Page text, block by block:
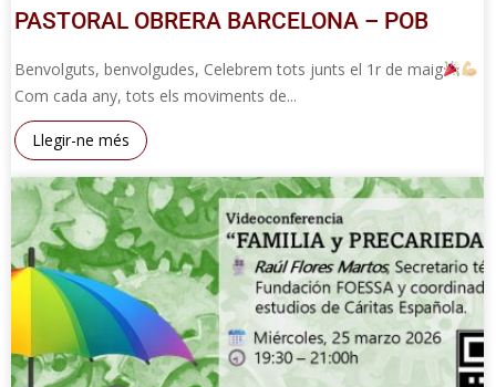
PASTORAL OBRERA BARCELONA – POB
Benvolguts, benvolgudes, Celebrem tots junts el 1r de maig
Com cada any, tots els moviments de...
Llegir-ne més